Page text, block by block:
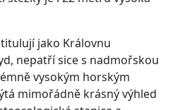
jako Královnu
nepatří sice s nadmořskou
vysokým horským
mimořádně krásný výhled